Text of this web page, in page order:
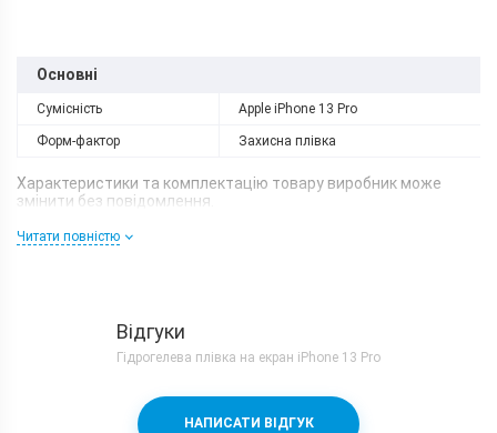
Основні
Сумісність Apple iPhone 13 Pro
Форм-фактор Захисна плівка
Характеристики та комплектацію товару виробник може
змінити без повідомлення.
Читати повністю
Відгуки
Гідрогелева плівка на екран iPhone 13 Pro
НАПИСАТИ ВІДГУК